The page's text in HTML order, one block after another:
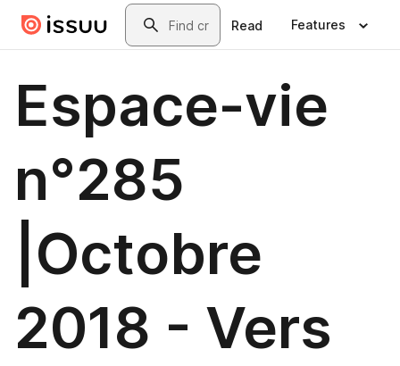
Skip to main contentSearch
Read Features
Espace-vie
n°285
|Octobre
2018 - Vers